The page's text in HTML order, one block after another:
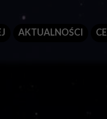
AKTUALNOŚCI